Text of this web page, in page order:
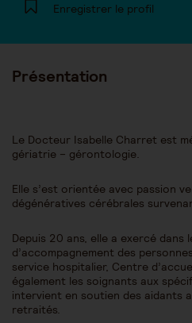
Enregistrer le profil
Présentation
Le Docteur Isabelle Charret est
gériatrie – gérontologie.
Elle s’est orientée avec passion
dégénératives cérébrales
Depuis 20 ans, elle a exercé dans
d’accompagnement des
service hospitalier, Centre
également les soignants aux
intervient en soutien des aidants
retraités.